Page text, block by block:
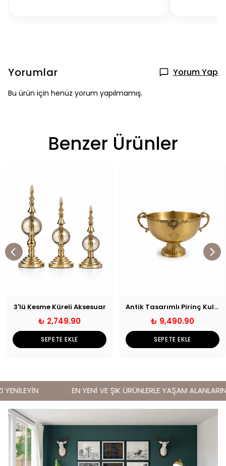
Yorumlar Yorum Yap
Bu ürün için henüz yorum yapılmamış.
Benzer Ürünler
3'lü Kesme Küreli Aksesuar
₺ 2,749.90
SEPETE EKLE
Antik Tasarımlı Pirinç Kulplu Dekoratif Kase
₺ 9,490.90
SEPETE EKLE
EN YENİ VE ŞIK ÜRÜNLERLE YAŞAM